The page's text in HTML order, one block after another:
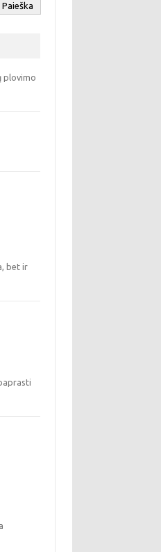
Paieška
plovimo
bet ir